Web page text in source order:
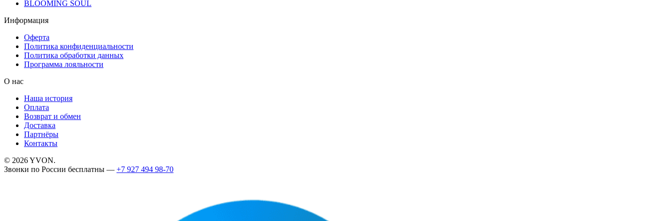
BLOOMING SOUL
Информация
Оферта
Политика конфиденциальности
Политика обработки данных
Программа лояльности
О нас
Наша история
Оплата
Возврат и обмен
Доставка
Партнёры
Контакты
© 2026YVON.
Звонки по России бесплатны — +7 927 494 98-70